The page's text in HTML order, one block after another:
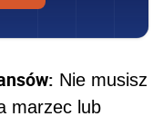
Nie musisz
marzec lub